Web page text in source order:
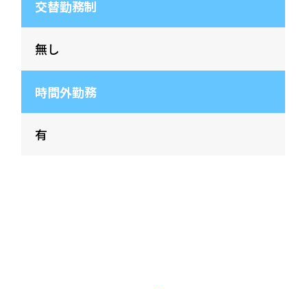
交替勤務制
無し
時間外勤務
有